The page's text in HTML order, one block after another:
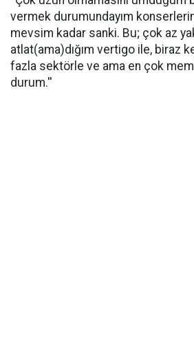
vermek durumundayım
mevsim kadar sanki. Bu; çok az
atlat(ama)dığım vertigo ile, biraz
fazla sektörle ve ama en çok
durum.''